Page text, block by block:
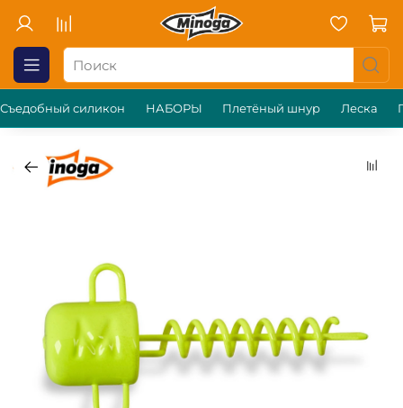
Съедобный силикон НАБОРЫ Плетёный шнур Леска